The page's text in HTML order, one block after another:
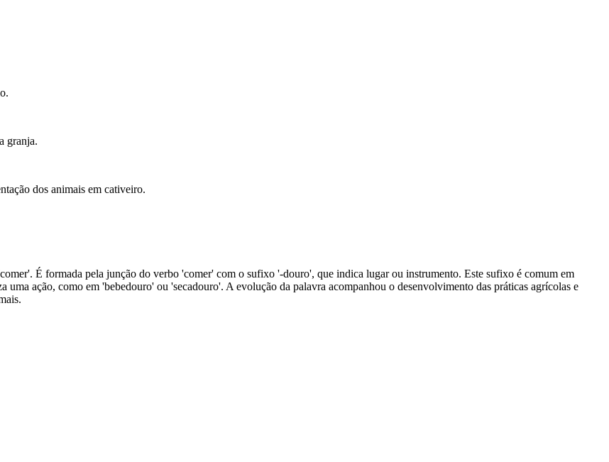
granja.
dos animais em cativeiro.
É formada pela junção do verbo 'comer' com o sufixo '-douro', que indica lugar ou instrumento. Este sufixo é comum em
uma ação, como em 'bebedouro' ou 'secadouro'. A evolução da palavra acompanhou o desenvolvimento das práticas agrícolas e